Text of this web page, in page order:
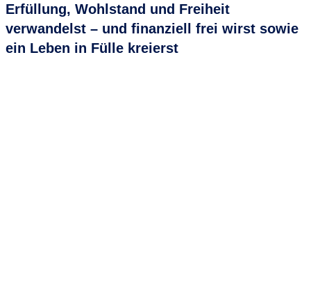
Erfüllung, Wohlstand und Freiheit
verwandelst – und finanziell frei wirst sowie
ein Leben in Fülle kreierst